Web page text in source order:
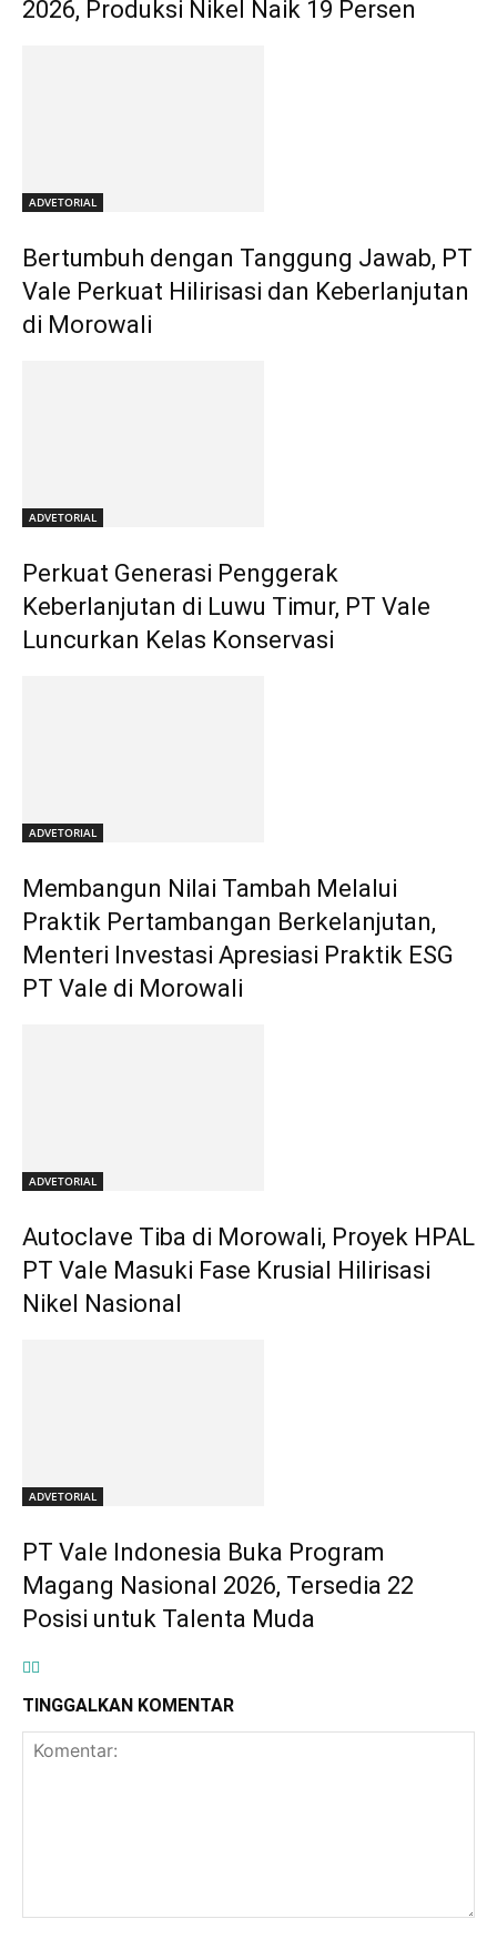
2026, Produksi Nikel Naik 19 Persen
ADVETORIAL
Bertumbuh dengan Tanggung Jawab, PT
Vale Perkuat Hilirisasi dan Keberlanjutan
di Morowali
ADVETORIAL
Perkuat Generasi Penggerak
Keberlanjutan di Luwu Timur, PT Vale
Luncurkan Kelas Konservasi
ADVETORIAL
Membangun Nilai Tambah Melalui
Praktik Pertambangan Berkelanjutan,
Menteri Investasi Apresiasi Praktik ESG
PT Vale di Morowali
ADVETORIAL
Autoclave Tiba di Morowali, Proyek HPAL
PT Vale Masuki Fase Krusial Hilirisasi
Nikel Nasional
ADVETORIAL
PT Vale Indonesia Buka Program
Magang Nasional 2026, Tersedia 22
Posisi untuk Talenta Muda
TINGGALKAN KOMENTAR